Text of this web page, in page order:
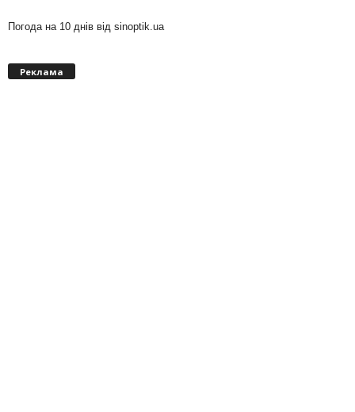
Погода на 10 днів від sinoptik.ua
Реклама